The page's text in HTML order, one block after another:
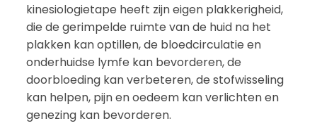
kinesiologietape heeft zijn eigen plakkerigheid,
die de gerimpelde ruimte van de huid na het
plakken kan optillen, de bloedcirculatie en
onderhuidse lymfe kan bevorderen, de
doorbloeding kan verbeteren, de stofwisseling
kan helpen, pijn en oedeem kan verlichten en
genezing kan bevorderen.